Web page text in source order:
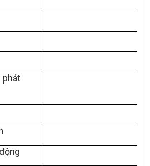
phát